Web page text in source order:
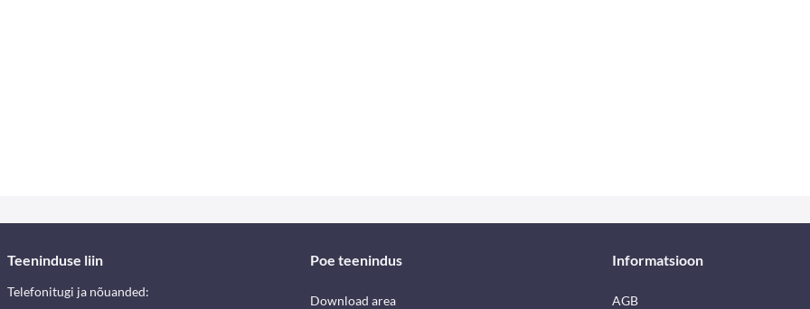
Teeninduse liin
Telefonitugi ja nõuanded:
Poe teenindus
Download area
Informatsioon
AGB